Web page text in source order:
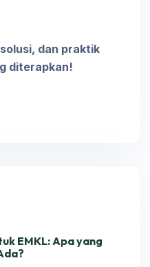
dan praktik
diterapkan!
EMKL: Apa yang